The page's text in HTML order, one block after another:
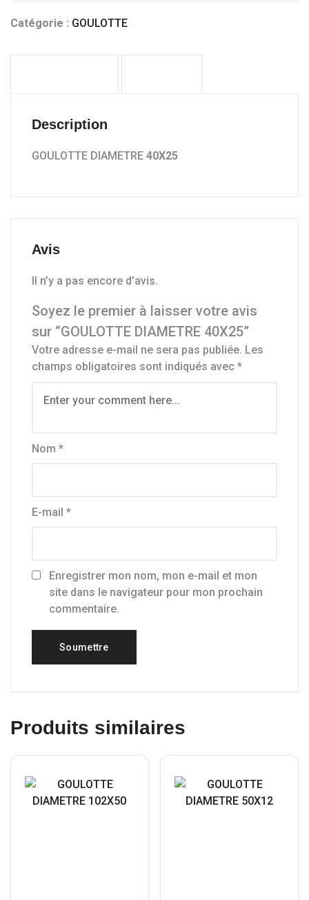
40X25
Catégorie : GOULOTTE
Description
GOULOTTE DIAMETRE 40X25
Avis
Il n’y a pas encore d’avis.
Soyez le premier à laisser votre avis
sur “GOULOTTE DIAMETRE 40X25”
Votre adresse e-mail ne sera pas publiée. Les
champs obligatoires sont indiqués avec *
Nom *
E-mail *
Enregistrer mon nom, mon e-mail et mon
site dans le navigateur pour mon prochain
commentaire.
Produits similaires